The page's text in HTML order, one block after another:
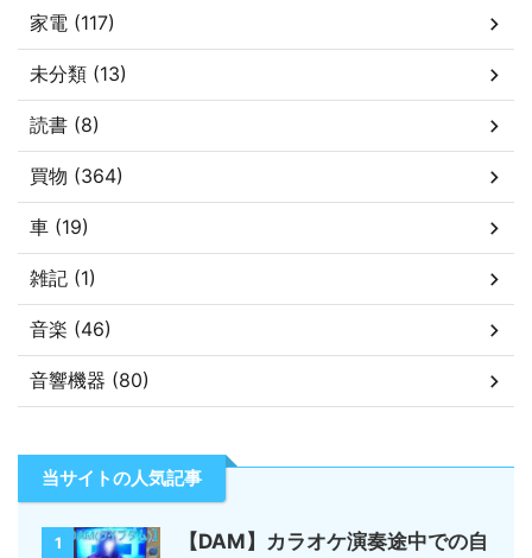
家電 (117)
未分類 (13)
読書 (8)
買物 (364)
車 (19)
雑記 (1)
音楽 (46)
音響機器 (80)
当サイトの人気記事
1
【DAM】カラオケ演奏途中での自